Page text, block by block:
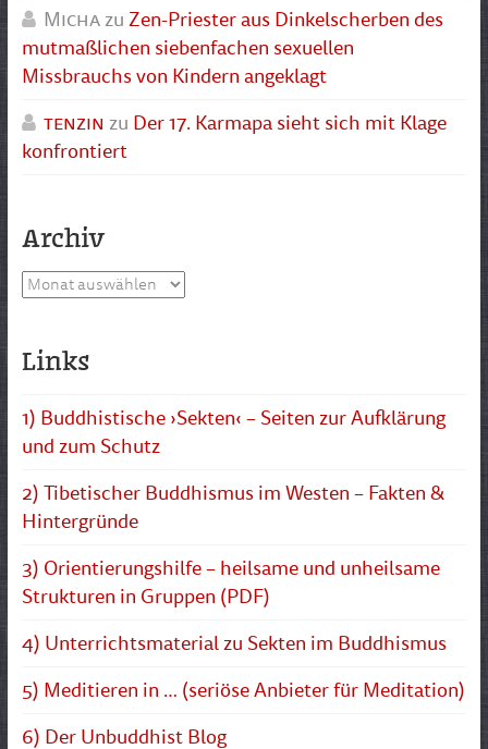
MichazuZen-Priester aus Dinkelscherben des
mutmaßlichen siebenfachen sexuellen
Missbrauchs von Kindern angeklagt
tenzin zu Der 17. Karmapa sieht sich mit Klage
konfrontiert
Archiv
Archiv
Links
1) Buddhistische ›Sekten‹ – Seiten zur Aufklärung
und zum Schutz
2) Tibetischer Buddhismus im Westen – Fakten &
Hintergründe
3) Orientierungshilfe – heilsame und unheilsame
Strukturen in Gruppen (PDF)
4) Unterrichtsmaterial zu Sekten im Buddhismus
5) Meditieren in … (seriöse Anbieter für Meditation)
6) Der Unbuddhist Blog